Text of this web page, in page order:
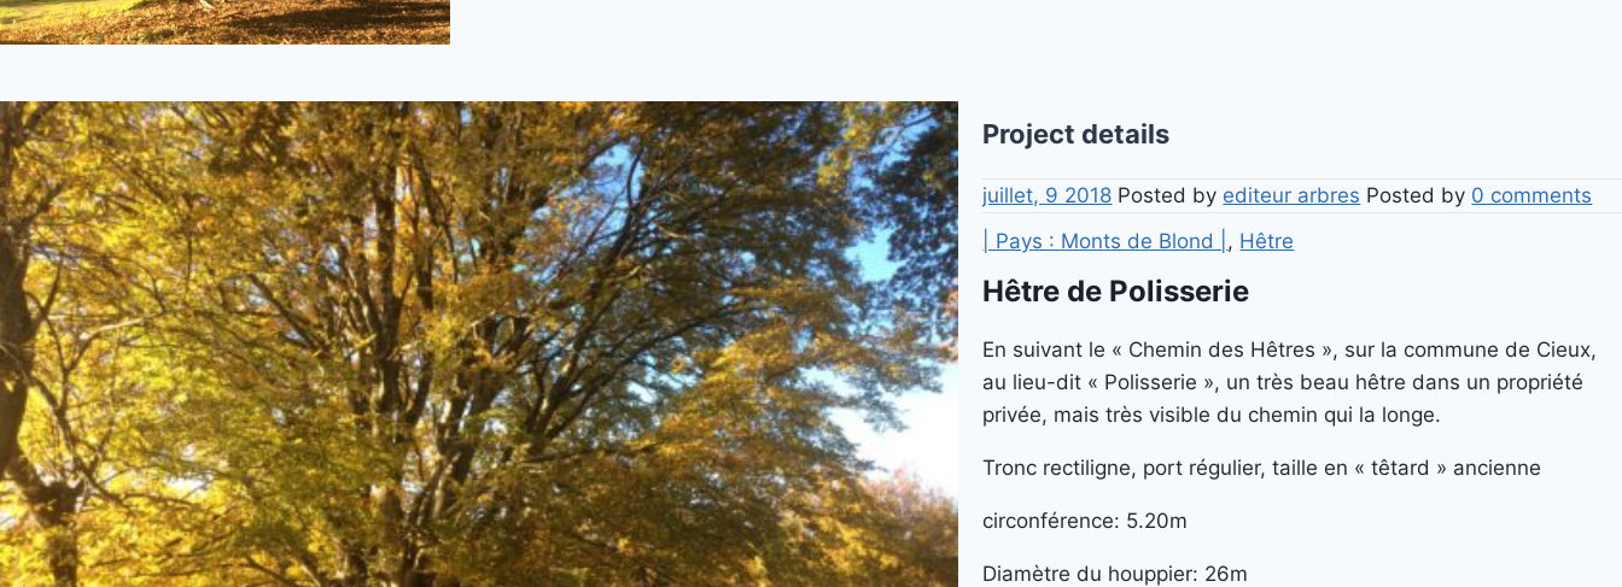
Project details
juillet, 9 2018 Posted by editeur arbres Posted by 0 comments
| Pays : Monts de Blond | , Hêtre
Hêtre de Polisserie
En suivant le « Chemin des Hêtres », sur la commune de Cieux,
au lieu-dit « Polisserie », un très beau hêtre dans un propriété
privée, mais très visible du chemin qui la longe.
Tronc rectiligne, port régulier, taille en « têtard » ancienne
circonférence: 5.20m
Diamètre du houppier: 26m